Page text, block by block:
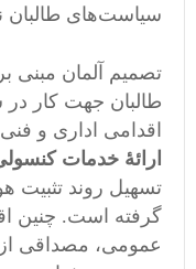
سیاست‌های طالبان
تصمیم آلمان مبنی
طالبان جهت کار در
اقدامی اداری و
ارائهٔ خدمات
تسهیل روند تثبیت
گرفته است. چنین
عمومی، مصداقی از